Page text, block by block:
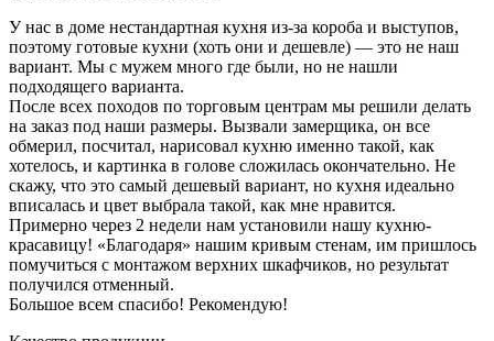
У нас в доме нестандартная кухня из-за короба и выступов,
поэтому готовые кухни (хоть они и дешевле) — это не наш
вариант. Мы с мужем много где были, но не нашли
подходящего варианта.
После всех походов по торговым центрам мы решили делать
на заказ под наши размеры. Вызвали замерщика, он все
обмерил, посчитал, нарисовал кухню именно такой, как
хотелось, и картинка в голове сложилась окончательно. Не
скажу, что это самый дешевый вариант, но кухня идеально
вписалась и цвет выбрала такой, как мне нравится.
Примерно через 2 недели нам установили нашу кухню-
красавицу! «Благодаря» нашим кривым стенам, им пришлось
помучиться с монтажом верхних шкафчиков, но результат
получился отменный.
Большое всем спасибо! Рекомендую!